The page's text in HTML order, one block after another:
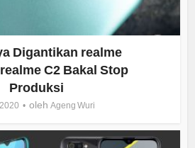
Digantikan realme
C2 Bakal Stop
Produksi
oleh Ageng Wuri